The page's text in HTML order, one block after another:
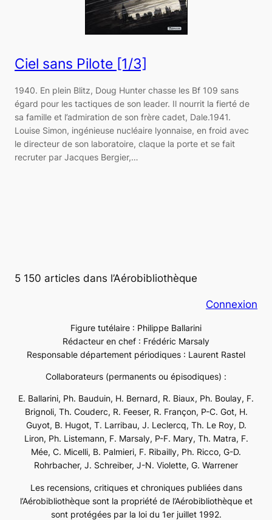
Ciel sans Pilote [1/3]
1940. En plein Blitz, Doug Hunter chasse les Bf 109 sans
égard pour les tactiques de son leader. Il nourrit la fierté de
sa famille et l’admiration de son frère cadet, Dale.1941.
Louise Simon, ingénieuse nucléaire lyonnaise, en froid avec
le directeur de son laboratoire, claque la porte et se fait
recruter par Jacques Bergier,…
5 150 articles dans l’Aérobibliothèque
Connexion
Figure tutélaire : Philippe Ballarini
Rédacteur en chef : Frédéric Marsaly
Responsable département périodiques : Laurent Rastel
Collaborateurs (permanents ou épisodiques) :
E. Ballarini, Ph. Bauduin, H. Bernard, R. Biaux, Ph. Boulay, F.
Brignoli, Th. Couderc, R. Feeser, R. Françon, P-C. Got, H.
Guyot, B. Hugot, T. Larribau, J. Leclercq, Th. Le Roy, D.
Liron, Ph. Listemann, F. Marsaly, P-F. Mary, Th. Matra, F.
Mée, C. Micelli, B. Palmieri, F. Ribailly, Ph. Ricco, G-D.
Rohrbacher, J. Schreiber, J-N. Violette, G. Warrener
Les recensions, critiques et chroniques publiées dans
l’Aérobibliothèque sont la propriété de l’Aérobibliothèque et
sont protégées par la loi du 1er juillet 1992.